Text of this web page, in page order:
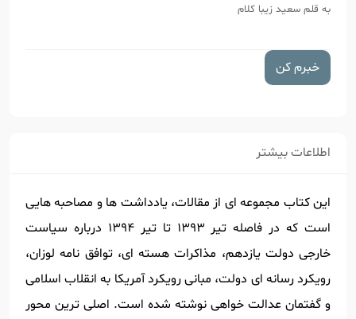
به قلم سعید زیبا کلام
خبرم کن
اطلاعات بیشتر
این کتاب مجموعه ای از مقالات، یادداشت ها و مصاحبه هایی
است که در فاصله تیر 1393 تا تیر 1394 درباره سیاست
خارجی دولت یازدهم، مذاکرات هسته ای، توافق نامه لوزان،
رویکرد رسانه ای دولت، مبانی رویکرد آمریکا به انقلاب اسلامی
و گفتمان عدالت خواهی نوشته شده است. اصلی ترین محور